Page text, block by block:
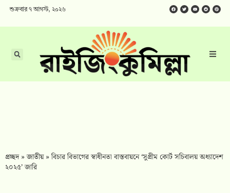
শুক্রবার ৭ আগস্ট, ২০২৬
প্রচ্ছদ»জাতীয়»বিচার বিভাগের স্বাধীনতা বাস্তবায়নে ‘সুপ্রীম কোর্ট সচিবালয় অধ্যাদেশ
২০২৫’ জারি